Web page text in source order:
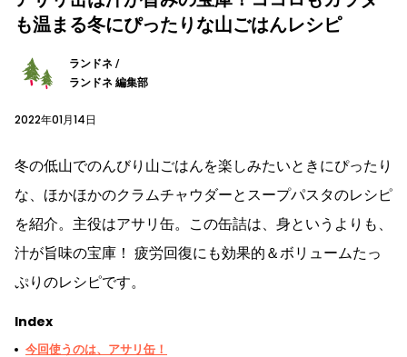
も温まる冬にぴったりな山ごはんレシピ
ランドネ /
ランドネ 編集部
2022年01月14日
冬の低山でのんびり山ごはんを楽しみたいときにぴったり
な、ほかほかのクラムチャウダーとスープパスタのレシピ
を紹介。主役はアサリ缶。この缶詰は、身というよりも、
汁が旨味の宝庫！ 疲労回復にも効果的＆ボリュームたっ
ぷりのレシピです。
Index
今回使うのは、アサリ缶！